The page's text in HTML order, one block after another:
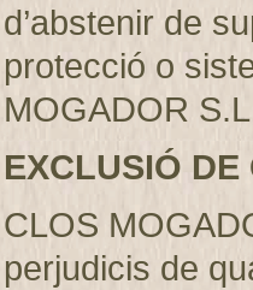
d’abstenir de
protecció o
MOGADOR
EXCLUSIÓ
CLOS
perjudicis de